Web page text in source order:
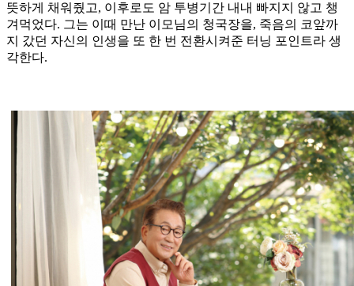
뜻하게 채워줬고, 이후로도 암 투병기간 내내 빠지지 않고 챙
겨먹었다. 그는 이때 만난 이모님의 청국장을, 죽음의 코앞까
지 갔던 자신의 인생을 또 한 번 전환시켜준 터닝 포인트라 생
각한다.